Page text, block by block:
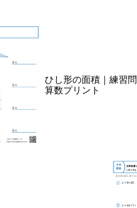
ひし形の面積｜練習
算数プリント